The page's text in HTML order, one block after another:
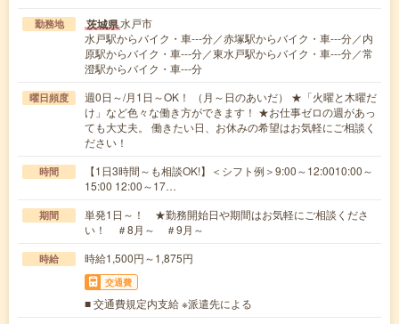
勤務地 茨城県水戸市
水戸駅からバイク・車---分／赤塚駅からバイク・車---分／内
原駅からバイク・車---分／東水戸駅からバイク・車---分／常
澄駅からバイク・車---分
曜日頻度
週0日～/月1日～OK！ （月～日のあいだ） ★「火曜と木曜だ
け」など色々な働き方ができます！ ★お仕事ゼロの週があっ
ても大丈夫。 働きたい日、お休みの希望はお気軽にご相談く
ださい！
時間
【1日3時間～も相談OK!】＜シフト例＞9:00～12:0010:00～
15:00 12:00～17…
期間
単発1日～！ ★勤務開始日や期間はお気軽にご相談くださ
い！ ＃8月～ ＃9月～
時給 時給1,500円～1,875円
交通費
■ 交通費規定内支給 ※派遣先による